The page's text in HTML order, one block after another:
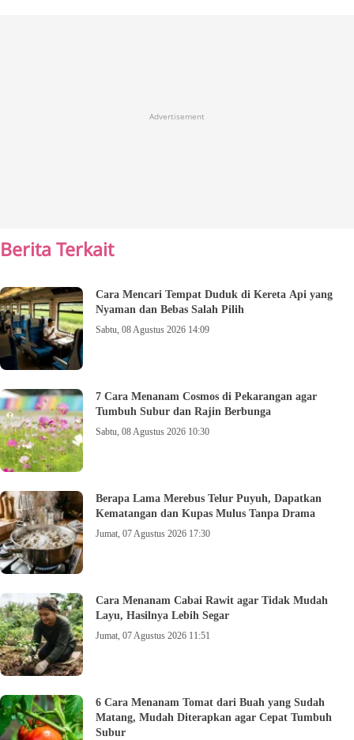
Advertisement
Berita Terkait
Cara Mencari Tempat Duduk di Kereta Api yang
Nyaman dan Bebas Salah Pilih
Sabtu, 08 Agustus 2026 14:09
7 Cara Menanam Cosmos di Pekarangan agar
Tumbuh Subur dan Rajin Berbunga
Sabtu, 08 Agustus 2026 10:30
Berapa Lama Merebus Telur Puyuh, Dapatkan
Kematangan dan Kupas Mulus Tanpa Drama
Jumat, 07 Agustus 2026 17:30
Cara Menanam Cabai Rawit agar Tidak Mudah
Layu, Hasilnya Lebih Segar
Jumat, 07 Agustus 2026 11:51
6 Cara Menanam Tomat dari Buah yang Sudah
Matang, Mudah Diterapkan agar Cepat Tumbuh
Subur